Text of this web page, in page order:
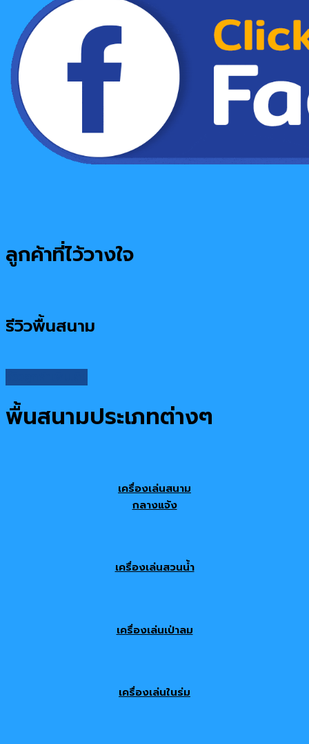
ลูกค้าที่ไว้วางใจ
รีวิวพื้นสนาม
พื้นสนามประเภทต่างๆ
เครื่องเล่นสนาม
กลางแจ้ง
เครื่องเล่นสวนน้ำ
เครื่องเล่นเป่าลม
เครื่องเล่นในร่ม